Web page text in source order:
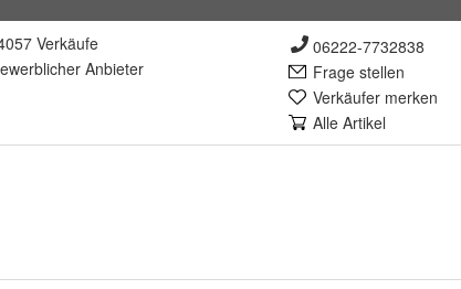
Verkäufe
er Anbieter
06222-7732838
Frage stellen
Verkäufer merken
Alle Artikel